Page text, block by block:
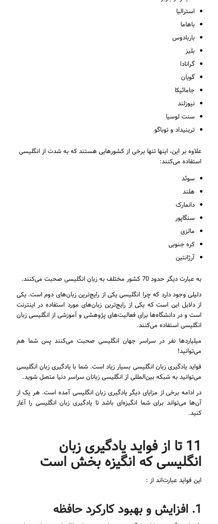
استرالیا
باهاما
باربادوس
بلیز
گرانادا
گویان
جامائیکا
نیوزلند
سنت لوسیا
ترینیداد و توباگو
علاوه بر این، اینها تنها برخی از کشورهایی هستند که به شدت از انگلیسی
استفاده می‌کنند:
سوئد
هلند
دانمارک
سنگاپور
مالزی
کره جنوبی
آرژانتین
به عبارت دیگر حدود 70 کشور مختلف به زبان انگلیسی صحبت می‌کنند.
دلیلی وجود دارد که چرا انگلیسی یکی از رایج‌ترین زبان‌های دوم است. یکی
از دلایل این است که یکی از رایج‌ترین زبان‌های مورد استفاده در اینترنت
است و در دانشگاه‌ها برای فعالیت‌های پژوهشی و آموزشی از انگلیسی زبان
انگلیسی استفاده می‌کنند.
میلیاردها نفر در سراسر جهان انگلیسی صحبت می‌کنند پس شما هم
می‌توانید!
فواید یادگیری زبان انگلیسی بسیار زیاد است. شما با یادگیری زبان انگلیسی
می‌توانید به شبکه بین‌المللی از انگلیسی زبانان سراسر دنیا متصل شوید.
در ادامه برخی از مزایای دیگر یادگیری زبان انگلیسی آمده است. هر یک از
آن‌ها می‌تواند برای شما انگیزه‌ای باشد تا یادگیری زبان انگلیسی را آغاز
کنید.
11 تا از فواید یادگیری زبان
انگلیسی که انگیزه بخش است
این فواید عبارت‌اند از :
1. افزایش و بهبود کارکرد حافظه